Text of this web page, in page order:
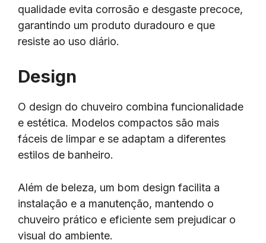
qualidade evita corrosão e desgaste precoce,
garantindo um produto duradouro e que
resiste ao uso diário.
Design
O design do chuveiro combina funcionalidade
e estética. Modelos compactos são mais
fáceis de limpar e se adaptam a diferentes
estilos de banheiro.
Além de beleza, um bom design facilita a
instalação e a manutenção, mantendo o
chuveiro prático e eficiente sem prejudicar o
visual do ambiente.